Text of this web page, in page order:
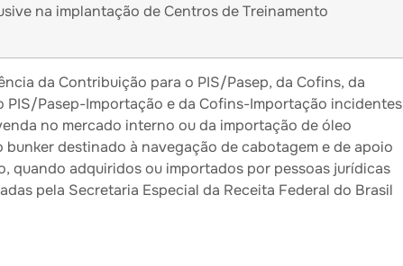
na implantação de Centros de Treinamento
da Contribuição para o PIS/Pasep, da Cofins, da
PIS/Pasep-Importação e da Cofins-Importação incidentes
no mercado interno ou da importação de óleo
destinado à navegação de cabotagem e de apoio
quando adquiridos ou importados por pessoas jurídicas
pela Secretaria Especial da Receita Federal do Brasil